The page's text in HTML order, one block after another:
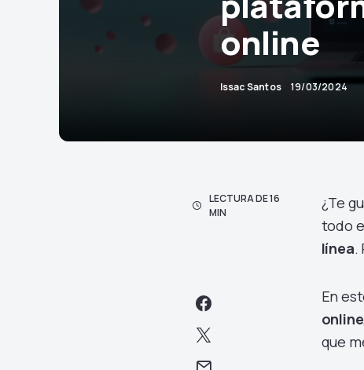
online
Issac Santos 19/03/2024
LECTURA DE 16
MIN
¿Te
todo
línea.
En
online
que